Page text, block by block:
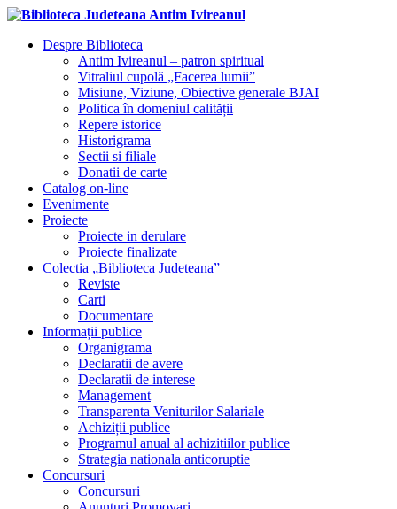
Despre Biblioteca
Antim Ivireanul – patron spiritual
Vitraliul cupolă „Facerea lumii”
Misiune, Viziune, Obiective generale BJAI
Politica în domeniul calității
Repere istorice
Historigrama
Sectii si filiale
Donatii de carte
Catalog on-line
Evenimente
Proiecte
Proiecte in derulare
Proiecte finalizate
Colectia „Biblioteca Judeteana”
Reviste
Carti
Documentare
Informații publice
Organigrama
Declaratii de avere
Declaratii de interese
Management
Transparenta Veniturilor Salariale
Achiziții publice
Programul anual al achizitiilor publice
Strategia nationala anticoruptie
Concursuri
Concursuri